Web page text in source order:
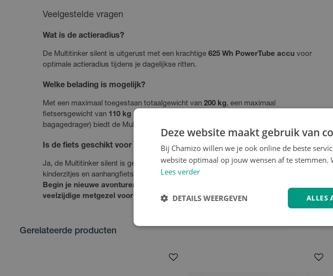
Veelgestelde vragen
Wat is de actieradius?
De Multitinker silent is uitgerust met een krachtige 625 Wh PowerTube accu voor
optimale actieradius tijdens je dagelijkse ritten.
Welke belading is mogelijk?
Met een maximaal toegestaan totaalgewicht van 200 kg, een maximaal
fietsersgewicht van 110 kg en diverse bagagemogelijkheden (tot
bagagedrager) biedt de Multitinker silent ruime transportmogelijkheden.
Is de fiets geschikt voor aanhangers?
Ja, de Multitinker silent is geschikt voor zowel eenwielige als tweewielige aanhangers,
kinderzitjes en aanhangfietsen.
Begin je nieuwe avonturen op de Riese & Müller Multitinker silent - de
veelzijdige metgezel voor al je dagelijkse ritten!
Gerelateerde producten
Deze website maakt gebruik van
Bij Chamizo willen we je ook online de beste
website optimaal op jouw wensen af te stemmen.
Lees verder
ALLES
DETAILS WEERGEVEN